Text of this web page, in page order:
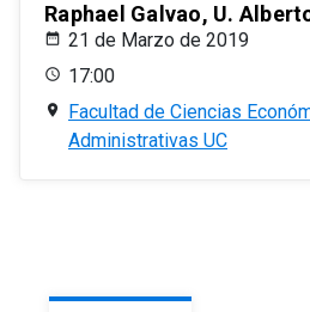
Raphael Galvao, U.
21 de Marzo de 2019
17:00
Facultad de Ciencias
Administrativas UC